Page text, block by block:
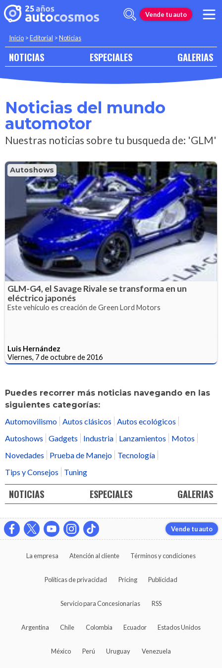
Vende tu auto
Inicio >Editorial >Noticias
NOTICIAS ESPECIALES GALERIAS
Noticias del mundo
automotor
Nuestras noticias sobre tu busqueda de: 'GLM'
Autoshows
GLM-G4, el Savage Rivale se transforma en un
eléctrico japonés
Este vehículo es creación de Green Lord Motors
Luis Hernández
Viernes, 7 de octubre de 2016
Puedes recorrer más noticias navegando en las
siguientes categorías:
Automovilismo Autos clásicos
Autos ecológicos
Autoshows
Gadgets Industria Lanzamientos
Motos
Novedades
Prueba de Manejo
Tecnología
Tips y Consejos
Tuning
NOTICIAS ESPECIALES GALERIAS
Vende tu auto
La empresa Atención al cliente Términos y condiciones
Políticas de privacidad Pricing Publicidad
Servicio para Concesionarias RSS
Argentina Chile Colombia Ecuador Estados Unidos
México Perú Uruguay Venezuela